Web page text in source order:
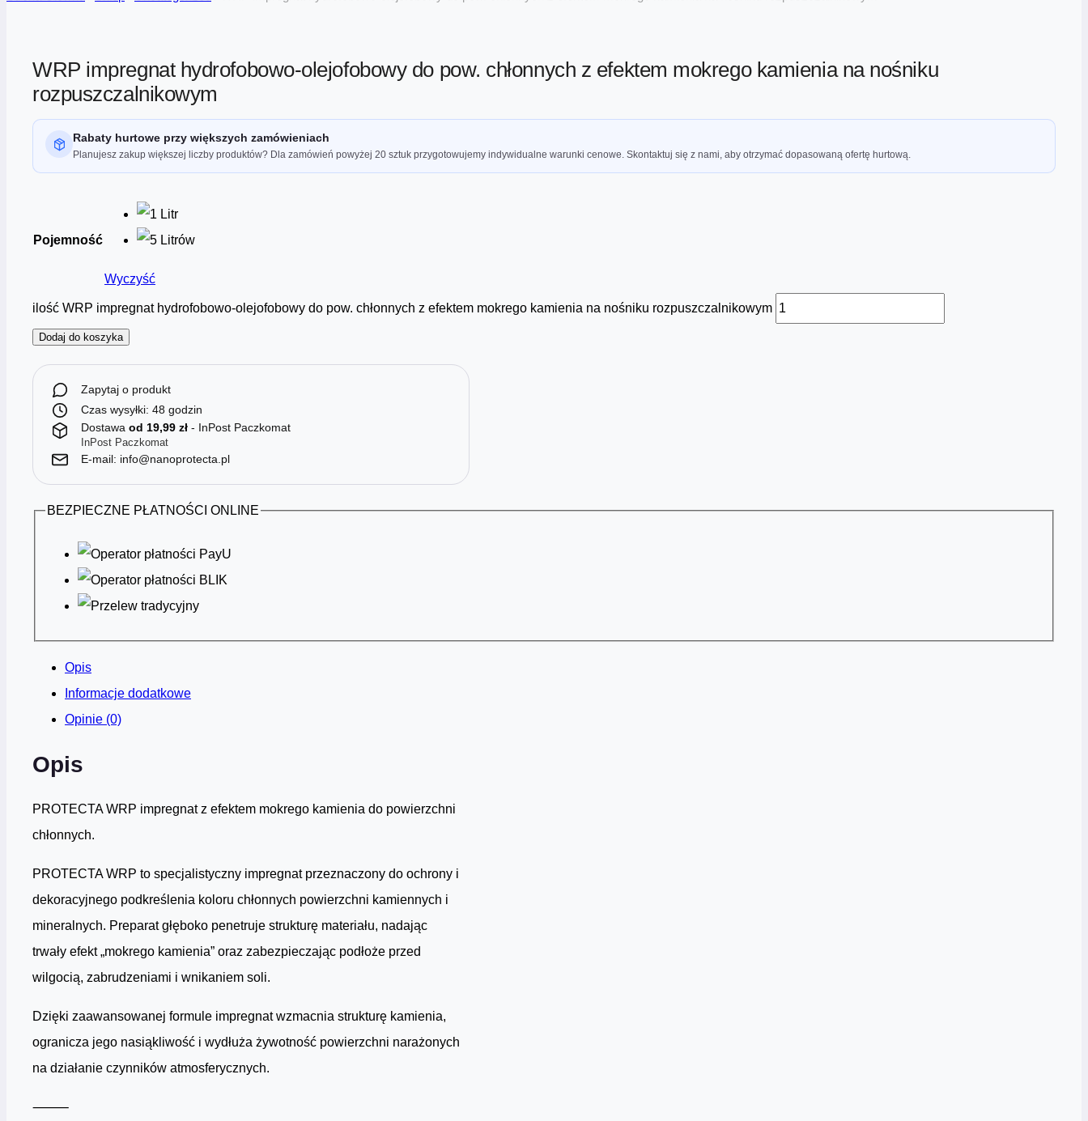
WRP impregnat hydrofobowo-olejofobowy do pow. chłonnych z efektem mokrego kamienia na nośniku
rozpuszczalnikowym
Rabaty hurtowe przy większych zamówieniach
Planujesz zakup większej liczby produktów? Dla zamówień powyżej 20 sztuk przygotowujemy indywidualne warunki cenowe. Skontaktuj się z nami, aby otrzymać dopasowaną ofertę hurtową.
Pojemność
Wyczyść
ilość WRP impregnat hydrofobowo-olejofobowy do pow. chłonnych z efektem mokrego kamienia na nośniku rozpuszczalnikowym
Dodaj do koszyka
Zapytaj o produkt
Czas wysyłki: 48 godzin
Dostawa od 19,99 zł - InPost Paczkomat
InPost Paczkomat
E-mail: info@nanoprotecta.pl
BEZPIECZNE PŁATNOŚCI ONLINE
Opis
Informacje dodatkowe
Opinie (0)
Opis
PROTECTA WRP impregnat z efektem mokrego kamienia do powierzchni
chłonnych.
PROTECTA WRP to specjalistyczny impregnat przeznaczony do ochrony i
dekoracyjnego podkreślenia koloru chłonnych powierzchni kamiennych i
mineralnych. Preparat głęboko penetruje strukturę materiału, nadając
trwały efekt „mokrego kamienia” oraz zabezpieczając podłoże przed
wilgocią, zabrudzeniami i wnikaniem soli.
Dzięki zaawansowanej formule impregnat wzmacnia strukturę kamienia,
ogranicza jego nasiąkliwość i wydłuża żywotność powierzchni narażonych
na działanie czynników atmosferycznych.
⸻